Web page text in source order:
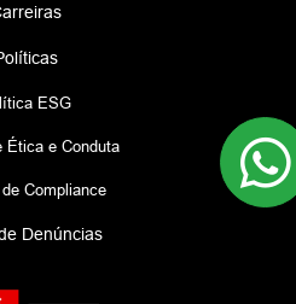
ESG
Ética e Conduta
Compliance
Denúncias